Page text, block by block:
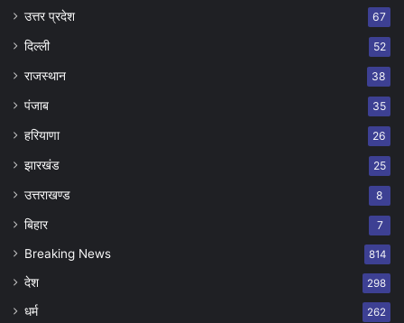
उत्तर प्रदेश 67
दिल्ली 52
राजस्थान 38
पंजाब 35
हरियाणा 26
झारखंड 25
उत्तराखण्ड 8
बिहार 7
Breaking News 814
देश 298
धर्म 262